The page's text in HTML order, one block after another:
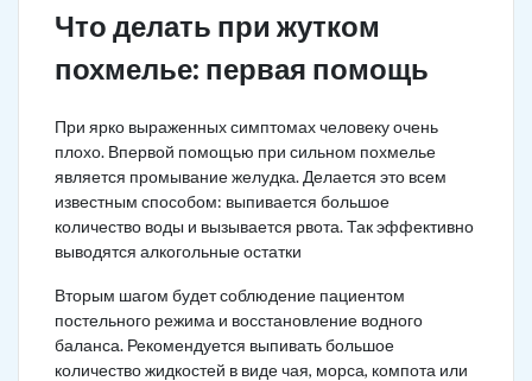
Что делать при жутком
похмелье: первая помощь
При ярко выраженных симптомах человеку очень
плохо. Впервой помощью при сильном похмелье
является промывание желудка. Делается это всем
известным способом: выпивается большое
количество воды и вызывается рвота. Так эффективно
выводятся алкогольные остатки
Вторым шагом будет соблюдение пациентом
постельного режима и восстановление водного
баланса. Рекомендуется выпивать большое
количество жидкостей в виде чая, морса, компота или